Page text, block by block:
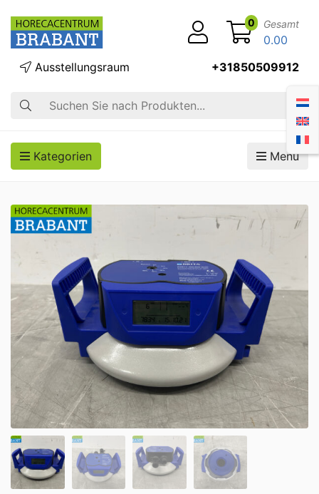
Suche
Ausstellungsraum +31850509912
0 Gesamt
0.00
Kategorien Menü